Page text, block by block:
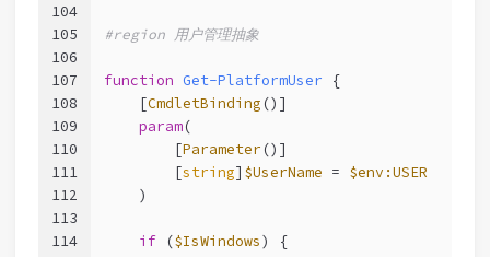
104
105
106
107
108
109
110
111
112
113
114
#region 用户管理抽象
function Get-PlatformUser {
[CmdletBinding ()]
param(
        [
Parameter ()]
        [
string] $UserName = $env:USER
    )
if ($IsWindows) {